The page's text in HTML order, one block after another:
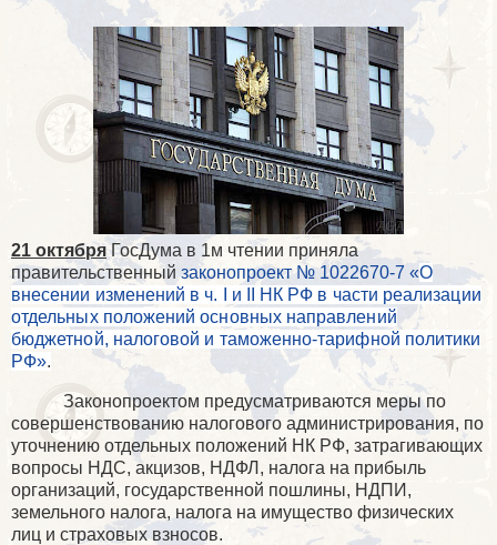
21 октябряГосДума в 1м чтении приняла
правительственный законопроект № 1022670-7 «О
внесении изменений в ч.
и
НК РФ в части реализации
отдельных положений основных направлений
бюджетной, налоговой и таможенно-тарифной политики
РФ».
Законопроектом предусматриваются меры по
совершенствованию налогового администрирования, по
уточнению отдельных положений НК РФ, затрагивающих
вопросы НДС, акцизов, НДФЛ, налога на прибыль
организаций, государственной пошлины, НДПИ,
земельного налога, налога на имущество физических
лиц и страховых взносов.